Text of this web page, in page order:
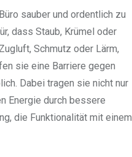
sauber und ordentlich zu
dass Staub, Krümel oder
Schmutz oder Lärm,
sie eine Barriere gegen
Dabei tragen sie nicht nur
Energie durch bessere
die Funktionalität mit einem